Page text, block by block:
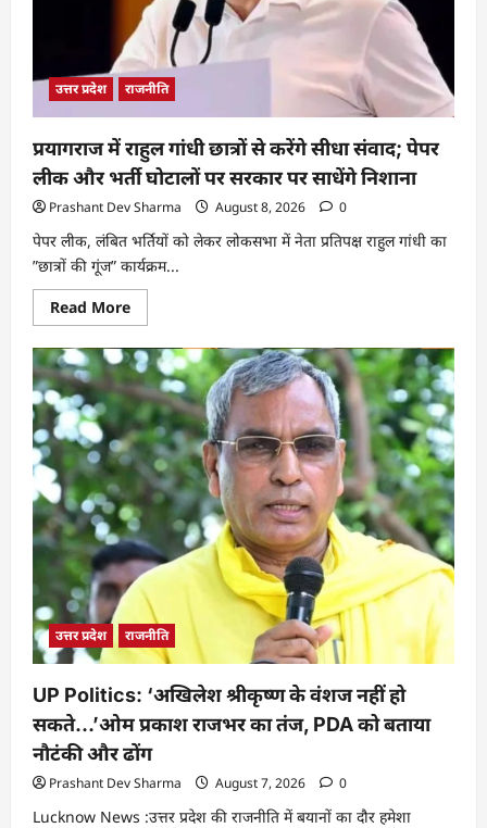
उत्तर प्रदेश राजनीति
प्रयागराज में राहुल गांधी छात्रों से करेंगे सीधा संवाद; पेपर
लीक और भर्ती घोटालों पर सरकार पर साधेंगे निशाना
Prashant Dev Sharma August 8, 2026 0
पेपर लीक, लंबित भर्तियों को लेकर लोकसभा में नेता प्रतिपक्ष राहुल गांधी का
”छात्रों की गूंज” कार्यक्रम...
Read More
उत्तर प्रदेश राजनीति
UP Politics: ‘अखिलेश श्रीकृष्ण के वंशज नहीं हो
सकते…’ओम प्रकाश राजभर का तंज, PDA को बताया
नौटंकी और ढोंग
Prashant Dev Sharma August 7, 2026 0
Lucknow News :उत्तर प्रदेश की राजनीति में बयानों का दौर हमेशा